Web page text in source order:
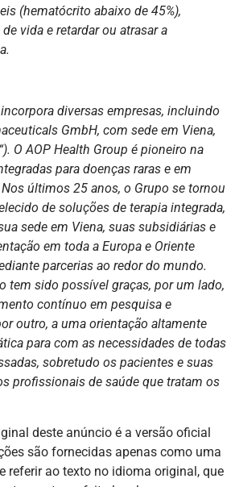
(hematócrito abaixo de 45%),
vida e retardar ou atrasar a
incorpora diversas empresas, incluindo
GmbH, com sede em Viena,
“). O AOP Health Group é pioneiro na
para doenças raras e em
últimos 25 anos, o Grupo se tornou
de soluções de terapia integrada,
sede em Viena, suas subsidiárias e
em toda a Europa e Oriente
parcerias ao redor do mundo.
tem sido possível graças, por um lado,
contínuo em pesquisa e
outro, a uma orientação altamente
para com as necessidades de todas
sobretudo os pacientes e suas
profissionais de saúde que tratam os
deste anúncio é a versão oficial
são fornecidas apenas como uma
referir ao texto no idioma original, que